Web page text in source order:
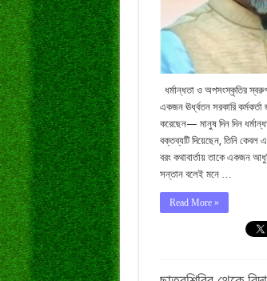
ধর্মান্ধতা ও অপসংস্কৃতির
একজন ঊর্ধ্বতন সরকারি
করেছেন— মানুষ দিন দিন
বক্তব্যটি দিয়েছেন, তিনি কেবল
বরং কথাবার্তায় তাকে একজন
সন্তান বলেই মনে …
Read More »